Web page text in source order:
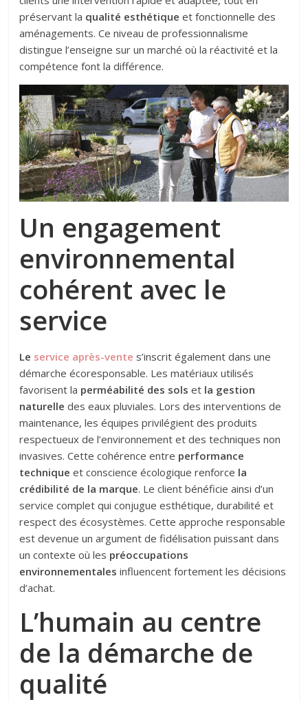
préservant la qualité esthétique et fonctionnelle des
aménagements. Ce niveau de professionnalisme
distingue l’enseigne sur un marché où la réactivité et la
compétence font la différence.
Un engagement
environnemental
cohérent avec le
service
Le service après-vente s’inscrit également dans une
démarche écoresponsable. Les matériaux utilisés
favorisent la perméabilité des sols et la gestion
naturelle des eaux pluviales. Lors des interventions de
maintenance, les équipes privilégient des produits
respectueux de l’environnement et des techniques non
invasives. Cette cohérence entre performance
technique et conscience écologique renforce la
crédibilité de la marque. Le client bénéficie ainsi d’un
service complet qui conjugue esthétique, durabilité et
respect des écosystèmes. Cette approche responsable
est devenue un argument de fidélisation puissant dans
un contexte où les préoccupations
environnementales influencent fortement les décisions
d’achat.
L’humain au centre
de la démarche de
qualité